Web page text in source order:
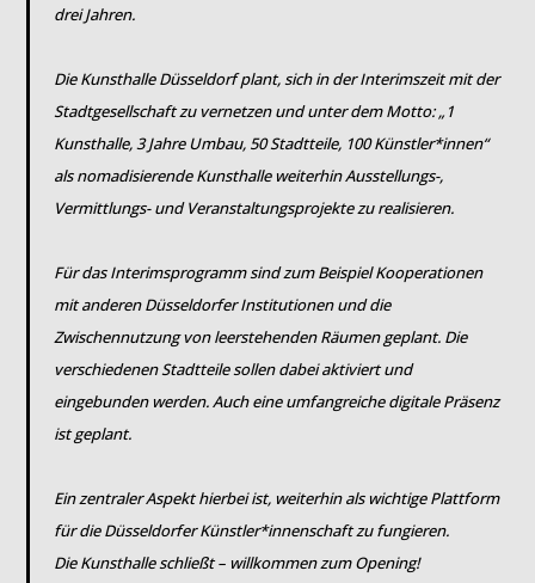
drei Jahren.
Die Kunsthalle Düsseldorf plant, sich in der Interimszeit mit der
Stadtgesellschaft zu vernetzen und unter dem Motto: „1
Kunsthalle, 3 Jahre Umbau, 50 Stadtteile, 100 Künstler*innen“
als nomadisierende Kunsthalle weiterhin Ausstellungs-,
Vermittlungs- und Veranstaltungsprojekte zu realisieren.
Für das Interimsprogramm sind zum Beispiel Kooperationen
mit anderen Düsseldorfer Institutionen und die
Zwischennutzung von leerstehenden Räumen geplant. Die
verschiedenen Stadtteile sollen dabei aktiviert und
eingebunden werden. Auch eine umfangreiche digitale Präsenz
ist geplant.
Ein zentraler Aspekt hierbei ist, weiterhin als wichtige Plattform
für die Düsseldorfer Künstler*innenschaft zu fungieren.
Die Kunsthalle schließt – willkommen zum Opening!